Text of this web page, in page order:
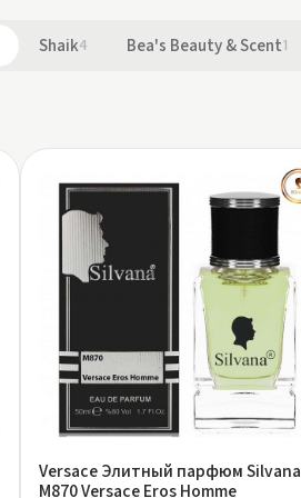
Shaik4 Bea's Beauty & Scent1
Versace Элитный парфюм Silvana
M870 Versace Eros Homme